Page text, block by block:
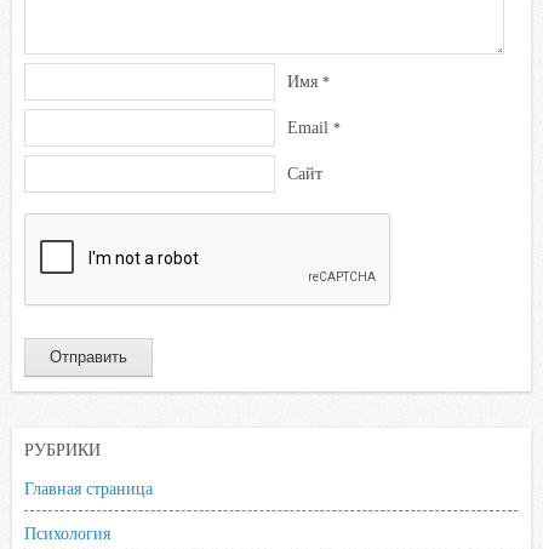
Имя *
Email *
Сайт
РУБРИКИ
Главная страница
Психология